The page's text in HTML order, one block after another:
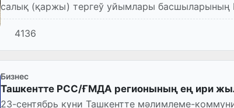
салық (қаржы) тергеў уйымлары
мәжилиси болып өтти.
4136
Бизнес
Ташкентте РСС/ҒМДА регионының ең ири
23-сентябрь күни Ташкентте мәлимлеме-